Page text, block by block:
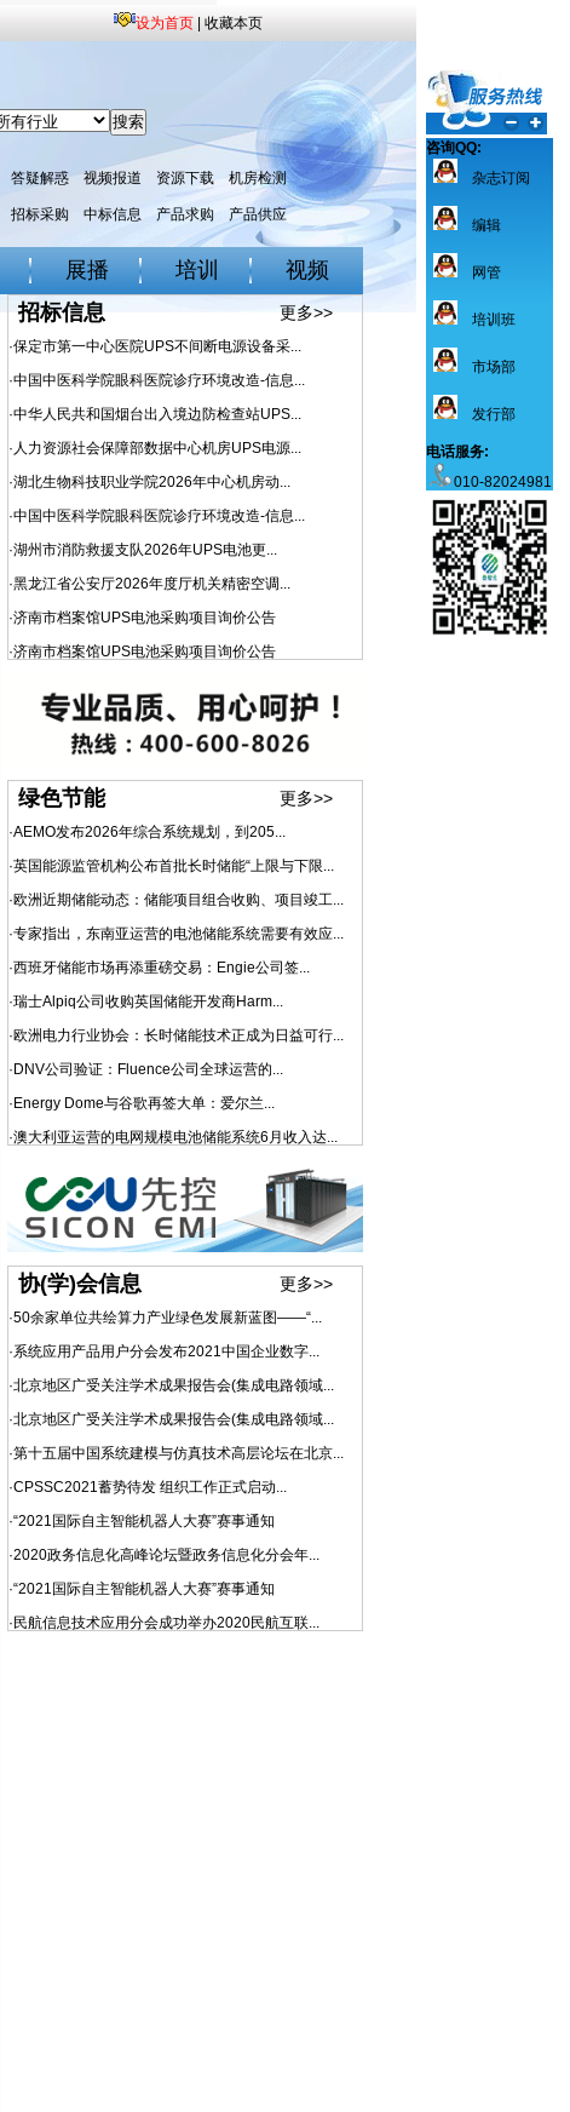
咨询QQ:
杂志订阅
编辑
网管
培训班
市场部
发行部
电话服务:
010-82024981
设为首页 收藏本页
答疑解惑 视频报道 资源下载 机房检测
招标采购 中标信息 产品求购 产品供应
展播 培训 视频
招标信息 更多>>
·保定市第一中心医院UPS不间断电源设备采...
·中国中医科学院眼科医院诊疗环境改造-信息...
·中华人民共和国烟台出入境边防检查站UPS...
· 人力资源社会保障部数据中心机房UPS电源...
·湖北生物科技职业学院2026年中心机房动...
·中国中医科学院眼科医院诊疗环境改造-信息...
·湖州市消防救援支队2026年UPS电池更...
·黑龙江省公安厅2026年度厅机关精密空调...
·济南市档案馆UPS电池采购项目询价公告
·济南市档案馆UPS电池采购项目询价公告
绿色节能 更多>>
·AEMO发布2026年综合系统规划，到205...
·英国能源监管机构公布首批长时储能“上限与下限...
·欧洲近期储能动态：储能项目组合收购、项目竣工...
·专家指出，东南亚运营的电池储能系统需要有效应...
·西班牙储能市场再添重磅交易：Engie公司签...
·瑞士Alpiq公司收购英国储能开发商Harm...
·欧洲电力行业协会：长时储能技术正成为日益可行...
· DNV公司验证：Fluence公司全球运营的...
· Energy Dome与谷歌再签大单：爱尔兰...
·澳大利亚运营的电网规模电池储能系统6月收入达...
协(学)会信息 更多>>
·50余家单位共绘算力产业绿色发展新蓝图——“...
·系统应用产品用户分会发布2021中国企业数字...
·北京地区广受关注学术成果报告会(集成电路领域...
·北京地区广受关注学术成果报告会(集成电路领域...
·第十五届中国系统建模与仿真技术高层论坛在北京...
·CPSSC2021蓄势待发 组织工作正式启动...
·“2021国际自主智能机器人大赛”赛事通知
·2020政务信息化高峰论坛暨政务信息化分会年...
·“2021国际自主智能机器人大赛”赛事通知
· 民航信息技术应用分会成功举办2020民航互联...